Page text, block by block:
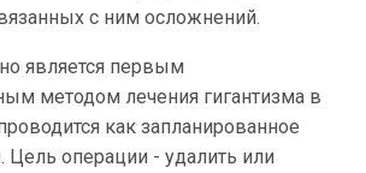
с ним осложнений.
является первым
методом лечения гигантизма в
как запланированное
Цель операции - удалить или